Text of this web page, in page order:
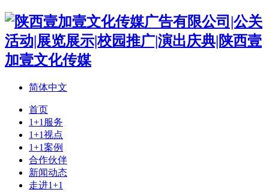
简体中文
首页
1+1服务
1+1视点
1+1案例
合作伙伴
新闻动态
走进1+1